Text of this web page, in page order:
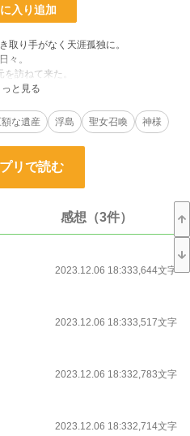
入り追加
取り手がなく天涯孤独に。
々。
訪ねて来た。
ったと言うものだった。
ち上げ生涯独身を貫いき、血縁者が紅音
紅音に譲ると遺言を遺した。
終える事が出来たが、巨額な遺産の事を
が次々に紅音の元を訪れ、疲弊した紅音
ると決意。
世界に召喚されてしまった。
でも使えたので、遺産を使って、スロー
額な遺産 浮島 聖女召喚 神様
リで読む
感想（3件）
2023.12.06 18:333,644文字
2023.12.06 18:333,517文字
2023.12.06 18:332,783文字
2023.12.06 18:332,714文字